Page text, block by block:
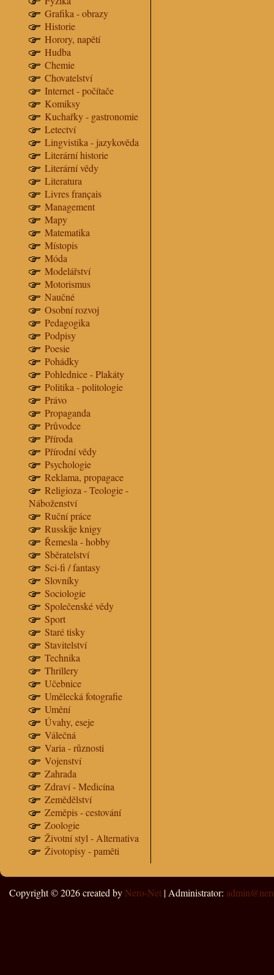
Grafika - obrazy
Historie
Horory, napětí
Hudba
Chemie
Chovatelství
Internet - počítače
Komiksy
Kuchařky - gastronomie
Letectví
Lingvistika - jazykověda
Literární historie
Literární vědy
Literatura
Livres français
Management
Mapy
Matematika
Místopis
Móda
Modelářství
Motorismus
Naučné
Osobní rozvoj
Pedagogika
Podpisy
Poesie
Pohádky
Pohlednice - Plakáty
Politika - politologie
Právo
Propaganda
Průvodce
Příroda
Přírodní vědy
Psychologie
Reklama, propagace
Religioza - Teologie -
Náboženství
Ruční práce
Russkije knigy
Řemesla - hobby
Sběratelství
Sci-fi / fantasy
Slovníky
Sociologie
Společenské vědy
Sport
Staré tisky
Stavitelství
Technika
Thrillery
Učebnice
Umělecká fotografie
Umění
Úvahy, eseje
Válečná
Varia - různosti
Vojenství
Zahrada
Zdraví - Medicína
Zemědělství
Zeměpis - cestování
Zoologie
Životní styl - Alternativa
Životopisy - paměti
Copyright © 2026created by Nero-Net | Administrator: